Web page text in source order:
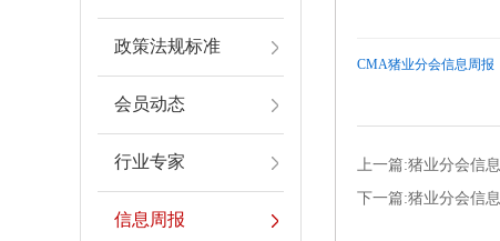
政策法规标准
会员动态
行业专家
信息周报
CMA猪业分会信息周报
上一篇:猪业分会信
下一篇:猪业分会信